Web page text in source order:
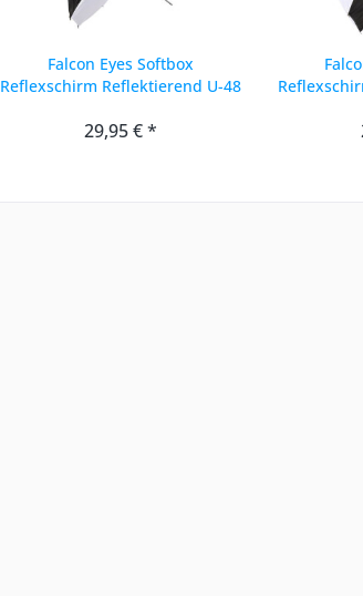
Falcon Eyes Softbox
Reflexschirm Reflektierend U-48
29,95 € *